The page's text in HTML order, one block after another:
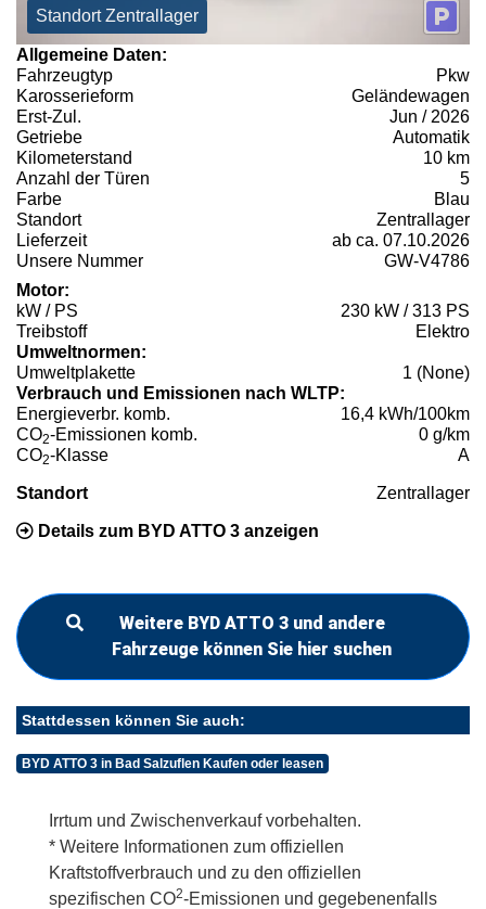
Standort Zentrallager
Allgemeine Daten:
Fahrzeugtyp
Pkw
Karosserieform
Geländewagen
Erst-Zul.
Jun / 2026
Getriebe
Automatik
Kilometerstand
10 km
Anzahl der Türen
5
Farbe
Blau
Standort
Zentrallager
Lieferzeit
ab ca. 07.10.2026
Unsere Nummer
GW-V4786
Motor:
kW / PS
230 kW / 313 PS
Treibstoff
Elektro
Umweltnormen:
Umweltplakette
1 (None)
Verbrauch und Emissionen nach WLTP:
Energieverbr. komb.
16,4 kWh/100km
CO2-Emissionen komb.
0 g/km
CO2-Klasse A
Standort Zentrallager
Details zum BYD ATTO 3 anzeigen
Weitere BYD ATTO 3 und andere
Fahrzeuge können Sie hier suchen
Stattdessen können Sie auch:
BYD ATTO 3 in Bad Salzuflen Kaufen oder leasen
Irrtum und Zwischenverkauf vorbehalten.
* Weitere Informationen zum offiziellen
Kraftstoffverbrauch und zu den offiziellen
spezifischen CO2-Emissionen und gegebenenfalls